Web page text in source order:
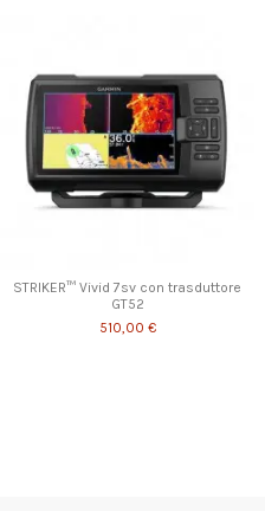
STRIKER™ Vivid 7sv con trasduttore
GT52
510,00 €